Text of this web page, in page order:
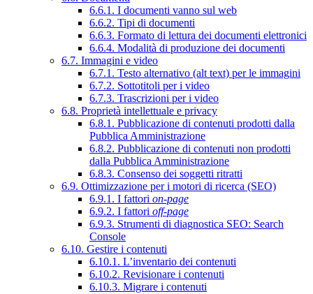
6.6.1. I documenti vanno sul web
6.6.2. Tipi di documenti
6.6.3. Formato di lettura dei documenti elettronici
6.6.4. Modalità di produzione dei documenti
6.7. Immagini e video
6.7.1. Testo alternativo (alt text) per le immagini
6.7.2. Sottotitoli per i video
6.7.3. Trascrizioni per i video
6.8. Proprietà intellettuale e privacy
6.8.1. Pubblicazione di contenuti prodotti dalla
Pubblica Amministrazione
6.8.2. Pubblicazione di contenuti non prodotti
dalla Pubblica Amministrazione
6.8.3. Consenso dei soggetti ritratti
6.9. Ottimizzazione per i motori di ricerca (SEO)
6.9.1. I fattori on-page
6.9.2. I fattori off-page
6.9.3. Strumenti di diagnostica SEO: Search
Console
6.10. Gestire i contenuti
6.10.1. L’inventario dei contenuti
6.10.2. Revisionare i contenuti
6.10.3. Migrare i contenuti